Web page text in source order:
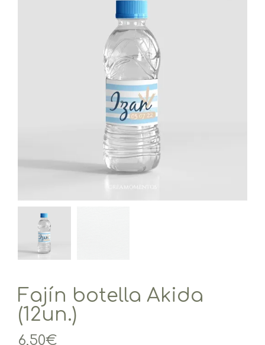
Fajín botella Akida
(12un.)
6,50€